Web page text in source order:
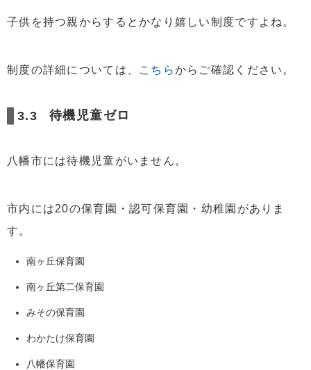
子供を持つ親からするとかなり嬉しい制度ですよね。
制度の詳細については、 こちらからご確認ください。
待機児童ゼロ
八幡市には待機児童がいません。
市内には20の保育園・認可保育園・幼稚園がありま
す。
南ヶ丘保育園
南ヶ丘第二保育園
みその保育園
わかたけ保育園
八幡保育園